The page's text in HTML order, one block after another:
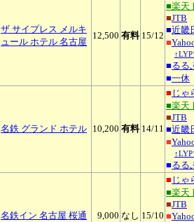
ザ サイプレス メルキ
ュール ホテル 名古屋
12,500 有料 15/12
■楽天
■JTB
■近畿
■
■るる
■一休
名鉄 グランド ホテル 10,200 有料 14/11
■ じゃ
■楽天
■JTB
■近畿
■
■るる
名鉄イン 名古屋 桜通 9,000 なし 15/10
■ じゃ
■楽天
■JTB
■